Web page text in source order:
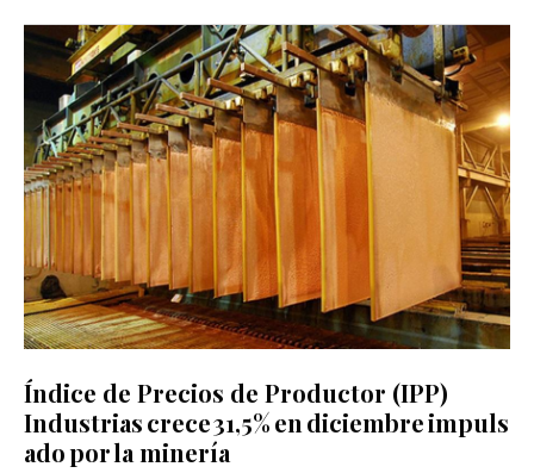
Índice de Precios de Productor (IPP)
Industrias crece 31,5% en diciembre impuls
ado por la minería